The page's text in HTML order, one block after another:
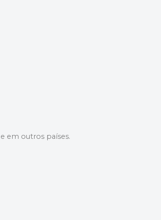
em outros países.